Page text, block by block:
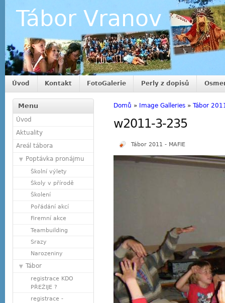
Tábor Vranov
Úvod Kontakt FotoGalerie Perly z dopisů
Menu
Úvod
Aktuality
Areál tábora
Poptávka pronájmu
Školní výlety
Školy v přírodě
Školení
Pořádání akcí
Firemní akce
Teambuilding
Srazy
Narozeniny
Tábor
registrace KDO
PŘEŽIJE ?
registrace -
Domů » Image Galleries » Tábor
w2011-3-235
Tábor 2011 - MAFIE